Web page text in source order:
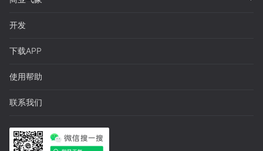
开发
下载APP
使用帮助
联系我们